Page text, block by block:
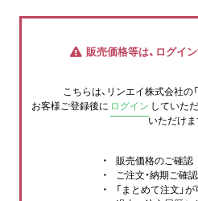
販売価格等は、ログイ
こちらは、リンエイ株式会社の
お客様ご登録後に ログイン していた
いただけま
販売価格のご確認
ご注文・納期ご確
「まとめて注文」